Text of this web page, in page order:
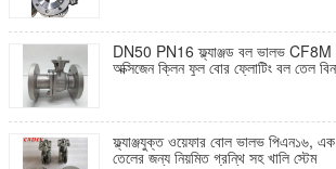
DN50 PN16 ফ্ল্যাঞ্জড বল ভালভ CF8M
অক্সিজেন ক্লিন ফুল বোর ফ্লোটিং বল তেল
ফ্ল্যাঞ্জযুক্ত ওয়েফার বোল ভালভ পিএন১৬,
তেলের জন্য নিয়মিত গ্রন্থি সহ খালি স্টেম